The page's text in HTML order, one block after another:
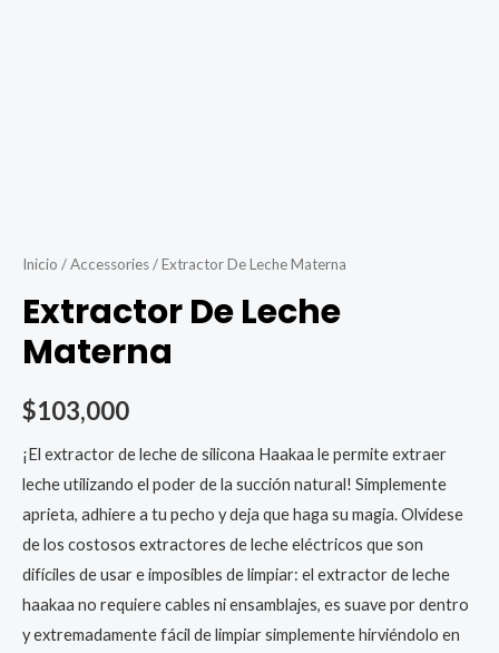
Inicio /Accessories/ Extractor De Leche Materna
Extractor De Leche
Materna
$103,000
¡El extractor de leche de silicona Haakaa le permite extraer
leche utilizando el poder de la succión natural! Simplemente
aprieta, adhiere a tu pecho y deja que haga su magia. Olvídese
de los costosos extractores de leche eléctricos que son
difíciles de usar e imposibles de limpiar: el extractor de leche
haakaa no requiere cables ni ensamblajes, es suave por dentro
y extremadamente fácil de limpiar simplemente hirviéndolo en